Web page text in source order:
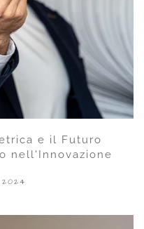
e il Futuro
nell'Innovazione